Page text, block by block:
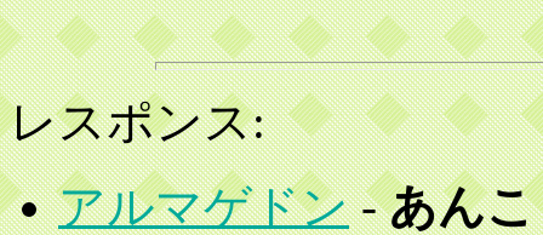
レスポンス:
アルマゲドン-あんこ